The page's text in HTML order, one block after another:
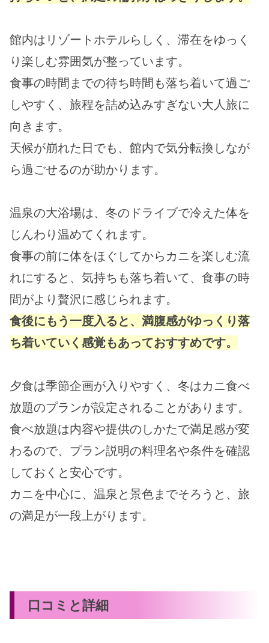
館内はリゾートホテルらしく、滞在をゆっく
り楽しむ雰囲気が整っています。
食事の時間までの待ち時間も落ち着いて過ご
しやすく、旅程を詰め込みすぎない大人旅に
向きます。
天候が崩れた日でも、館内で気分転換しなが
ら過ごせるのが助かります。
温泉の大浴場は、冬のドライブで冷えた体を
じんわり温めてくれます。
食事の前に体をほぐしてからカニを楽しむ流
れにすると、気持ちも落ち着いて、食事の時
間がより贅沢に感じられます。
食後にもう一度入ると、満腹感がゆっくり落
ち着いていく感覚もあっておすすめです。
夕食は季節企画が入りやすく、冬はカニ食べ
放題のプランが設定されることがあります。
食べ放題は内容や提供のしかたで満足感が変
わるので、プラン説明の料理名や条件を確認
しておくと安心です。
カニを中心に、温泉と景色までそろうと、旅
の満足が一段上がります。
口コミと詳細